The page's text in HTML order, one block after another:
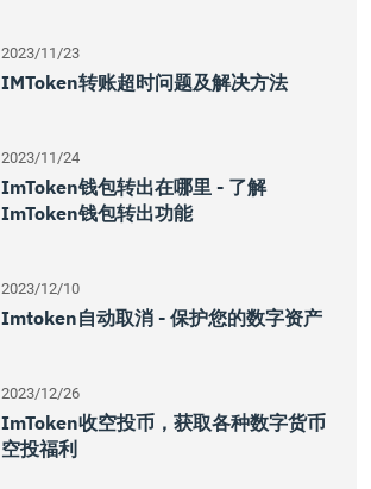
2023/11/23
IMToken转账超时问题及解决方法
2023/11/24
ImToken钱包转出在哪里 - 了解
ImToken钱包转出功能
2023/12/10
Imtoken自动取消 - 保护您的数字资产
2023/12/26
ImToken收空投币，获取各种数字货币
空投福利